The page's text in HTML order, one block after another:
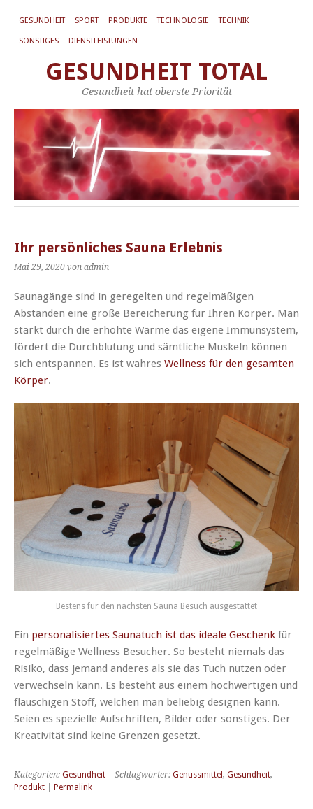
GESUNDHEIT SPORT PRODUKTE TECHNOLOGIE TECHNIK
SONSTIGES DIENSTLEISTUNGEN
GESUNDHEIT TOTAL
Gesundheit hat oberste Priorität
Ihr persönliches Sauna Erlebnis
Mai 29, 2020 von admin
Saunagänge sind in geregelten und regelmäßigen
Abständen eine große Bereicherung für Ihren Körper. Man
stärkt durch die erhöhte Wärme das eigene Immunsystem,
fördert die Durchblutung und sämtliche Muskeln können
sich entspannen. Es ist wahres Wellness für den gesamten
Körper.
Bestens für den nächsten Sauna Besuch ausgestattet
Ein personalisiertes Saunatuch ist das ideale Geschenk für
regelmäßige Wellness Besucher. So besteht niemals das
Risiko, dass jemand anderes als sie das Tuch nutzen oder
verwechseln kann. Es besteht aus einem hochwertigen und
flauschigen Stoff, welchen man beliebig designen kann.
Seien es spezielle Aufschriften, Bilder oder sonstiges. Der
Kreativität sind keine Grenzen gesetzt.
Kategorien: Gesundheit | Schlagwörter: Genussmittel , Gesundheit,
Produkt
Permalink